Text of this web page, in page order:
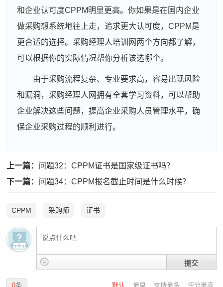
和企业认可度CPPM明显更高。你如果是在国内企业
做采购想系统地往上走，追求更大认可度，CPPM是
更合适的选择。采购经理人培训网两个方向都了解，
可以根据你的实际情况帮你分析该选哪个。
由于采购流程复杂、专业要求高，容易出现风险
和漏洞，采购经理人网拥有全套学习资料，可以帮助
企业解决这些问题，提高企业采购人员管理水平，确
保企业采购过程的顺利进行。
上一篇： 问题32：CPPM证书是国家级证书吗？
下一篇： 问题34：CPPM报名截止时间是什么时候？
CPPM 采购师 证书
提交
默认 最早 支持最多 评分最高
0条